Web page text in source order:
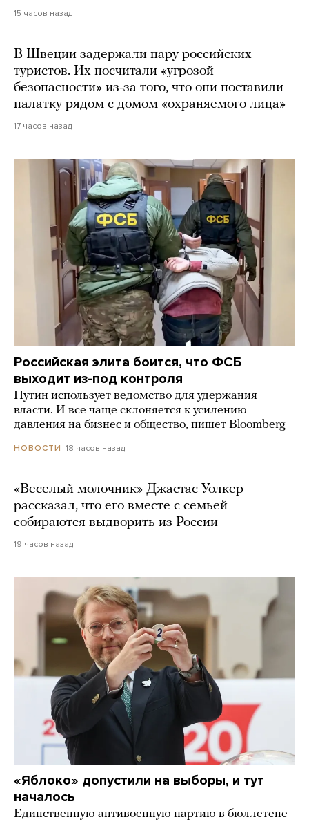
15 часов назад
В Швеции задержали пару российских
туристов. Их посчитали «угрозой
безопасности» из-за того, что они поставили
палатку рядом с домом «охраняемого лица»
17 часов назад
Российская элита боится, что ФСБ
выходит из-под контроля
Путин использует ведомство для удержания
власти. И все чаще склоняется к усилению
давления на бизнес и общество, пишет Bloomberg
НОВОСТИ 18 часов назад
«Веселый молочник» Джастас Уолкер
рассказал, что его вместе с семьей
собираются выдворить из России
19 часов назад
«Яблоко» допустили на выборы, и тут
началось
Единственную антивоенную партию в бюллетене